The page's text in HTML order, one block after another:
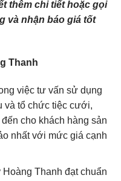
thêm chi tiết hoặc gọi
và nhận báo giá tốt
Thanh
việc tư vấn sử dụng
và tổ chức tiệc cưới,
cho khách hàng sản
nhất với mức giá cạnh
Thanh đạt chuẩn